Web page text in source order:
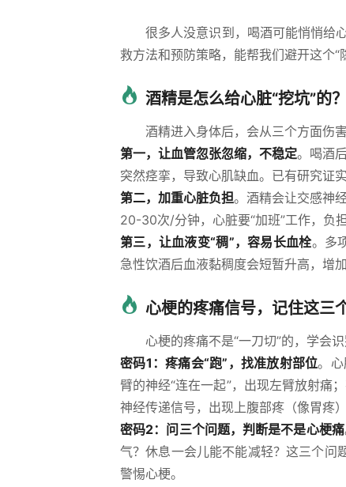
很多人没意识到，喝酒可能悄悄给
救方法和预防策略，能帮我们避开这个“
酒精是怎么给心脏“挖坑”的？
酒精进入身体后，会从三个方面伤害
第一，让血管忽张忽缩，不稳定。喝酒
突然痉挛，导致心肌缺血。已有研究证
第二，加重心脏负担。酒精会让交感神
20-30次/分钟，心脏要“加班”工作，负担
第三，让血液变“稠”，容易长血栓。多
急性饮酒后血液黏稠度会短暂升高，增
心梗的疼痛信号，记住这三
心梗的疼痛不是“一刀切”的，学会识
密码1：疼痛会“跑”，找准放射部位。
臂的神经“连在一起”，出现左臂放射痛
神经传递信号，出现上腹部疼（像胃疼
密码2：问三个问题，判断是不是心梗痛
气？休息一会儿能不能减轻？这三个问
警惕心梗。